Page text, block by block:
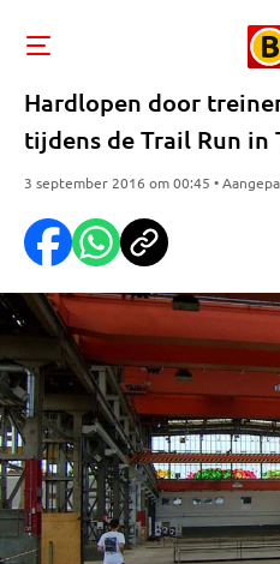
Hardlopen door
tijdens de Trail Run in
3 september 2016 om 00:45 •